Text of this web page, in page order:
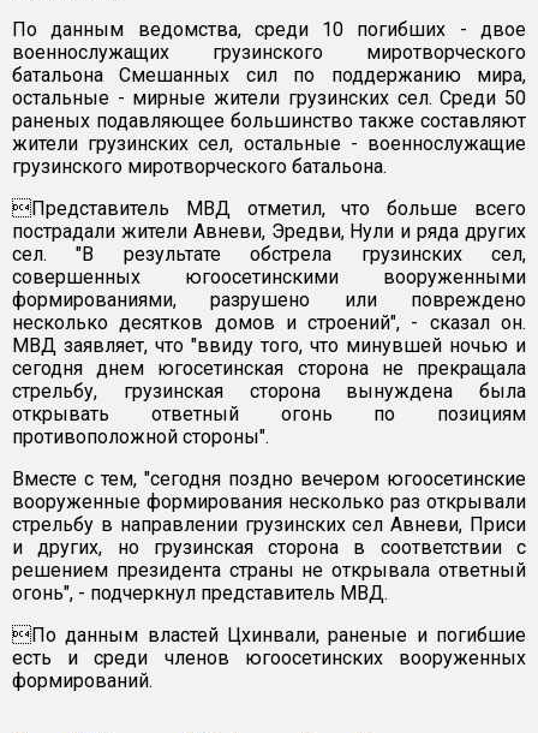
По данным ведомства, среди 10 погибших - двое
военнослужащих грузинского миротворческого
батальона Смешанных сил по поддержанию мира,
остальные - мирные жители грузинских сел. Среди 50
раненых подавляющее большинство также составляют
жители грузинских сел, остальные - военнослужащие
грузинского миротворческого батальона.
Представитель МВД отметил, что больше всего
пострадали жители Авневи, Эредви, Нули и ряда других
сел. "В результате обстрела грузинских сел,
совершенных югоосетинскими вооруженными
формированиями, разрушено или повреждено
несколько десятков домов и строений", - сказал он.
МВД заявляет, что "ввиду того, что минувшей ночью и
сегодня днем югосетинская сторона не прекращала
стрельбу, грузинская сторона вынуждена была
открывать ответный огонь по позициям
противоположной стороны".
Вместе с тем, "сегодня поздно вечером югоосетинские
вооруженные формирования несколько раз открывали
стрельбу в направлении грузинских сел Авневи, Приси
и других, но грузинская сторона в соответствии с
решением президента страны не открывала ответный
огонь", - подчеркнул представитель МВД.
По данным властей Цхинвали, раненые и погибшие
есть и среди членов югоосетинских вооруженных
формирований.